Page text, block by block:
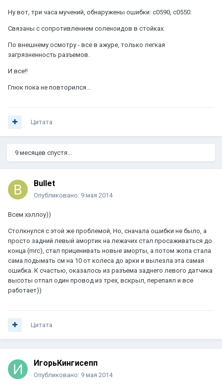
Ну вот, три часа мучений, обнаружены ошибки: с0590, с0550.
Связаны с сопротивлением соленоидов в стойках.
По внешнему осмотру - все в ажуре, только легкая
загрязненность разъемов.
И все!!
Глюк пока не повторился...
Цитата
9 месяцев спустя...
Bullet
Опубликовано: 9 мая 2014
Всем хэллоу))
Столкнулся с этой же проблемой, Но, сначала ошибки не было, а
просто задний левый амортик на лежачих стал просаживаться до
конца (mrc), стал приценивать новые аморты, а потом жопа стала
сама подымать см на 10 от колеса до арки и вылезла эта самая
ошибка. К счастью, оказалось из разъема заднего левого датчика
высоты отпал один провод из трех, вскрыл, перепаял и все
работает))
Цитата
ИгорьКингисепп
Опубликовано: 9 мая 2014